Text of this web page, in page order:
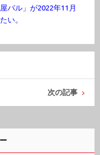
バル」が2022年11月
い。
次の記事